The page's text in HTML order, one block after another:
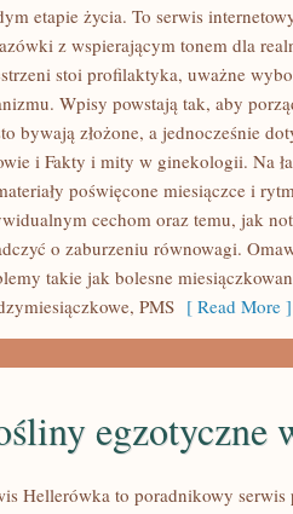
etapie życia. To serwis
z wspierającym tonem dla
stoi profilaktyka, uważne
Wpisy powstają tak, aby
bywają złożone, a jednocześnie
i Fakty i mity w ginekologii. Na
poświęcone miesiączce i
cechom oraz temu, jak
o zaburzeniu równowagi.
takie jak bolesne
PMS [ Read More ]
egzotyczne
Hellerówka to poradnikowy